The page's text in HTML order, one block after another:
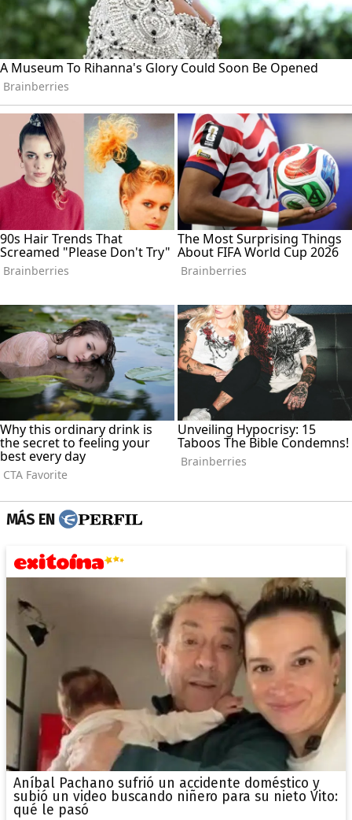
MÁS EN
Aníbal Pachano sufrió un accidente doméstico y
subió un video buscando niñero para su nieto Vito:
qué le pasó